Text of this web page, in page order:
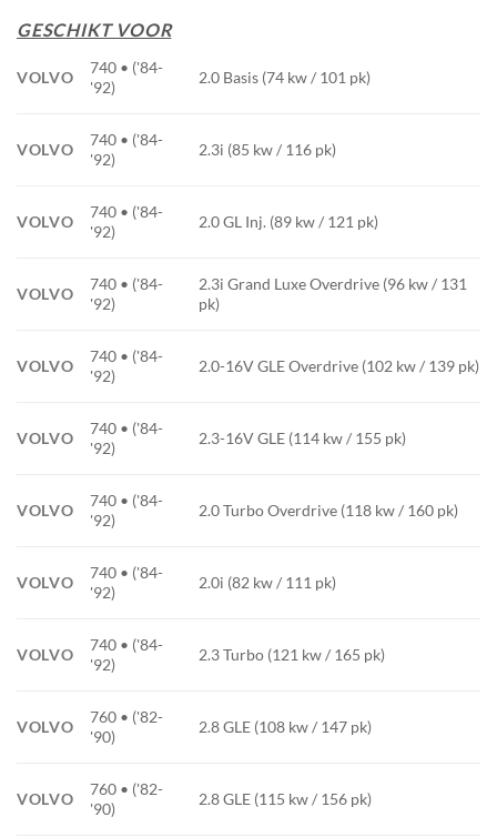
GESCHIKT VOOR
VOLVO
740 • ('84-
'92)
2.0 Basis (74 kw / 101 pk)
VOLVO
740 • ('84-
'92)
2.3i (85 kw / 116 pk)
VOLVO
740 • ('84-
'92)
2.0 GL Inj. (89 kw / 121 pk)
VOLVO
740 • ('84-
'92)
2.3i Grand Luxe Overdrive (96 kw / 131
pk)
VOLVO
740 • ('84-
'92)
2.0-16V GLE Overdrive (102 kw / 139 pk)
VOLVO
740 • ('84-
'92)
2.3-16V GLE (114 kw / 155 pk)
VOLVO
740 • ('84-
'92)
2.0 Turbo Overdrive (118 kw / 160 pk)
VOLVO
740 • ('84-
'92)
2.0i (82 kw / 111 pk)
VOLVO
740 • ('84-
'92)
2.3 Turbo (121 kw / 165 pk)
VOLVO
760 • ('82-
'90)
2.8 GLE (108 kw / 147 pk)
VOLVO
760 • ('82-
'90)
2.8 GLE (115 kw / 156 pk)